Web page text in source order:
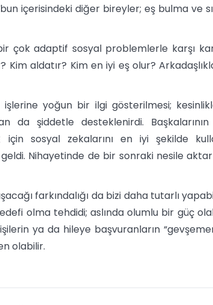
içerisindeki diğer bireyler; eş bulma ve
çok adaptif sosyal problemlerle karşı
Kim aldatır? Kim en iyi eş olur?
yoğun bir ilgi gösterilmesi;
şiddetle desteklenirdi. Başkalarının
sosyal zekalarını en iyi şekilde
Nihayetinde de bir sonraki nesile
farkındalığı da bizi daha tutarlı
olma tehdidi; aslında olumlu bir güç
ya da hileye başvuranların
olabilir.